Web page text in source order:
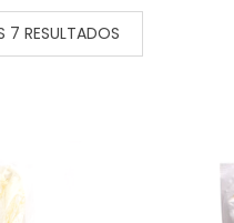
7 RESULTADOS